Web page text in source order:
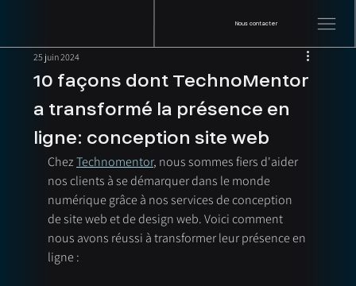
Nous contacter
10 façons dont TechnoMentor
a transformé la présence en
ligne: conception site web
25 juin 2024
Chez Technomentor, nous sommes fiers d'aider
nos clients à se démarquer dans le monde
numérique grâce à nos services de conception
de site web et de design web. Voici comment
nous avons réussi à transformer leur présence en
ligne :